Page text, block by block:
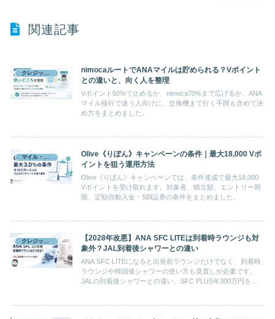
関連記事
nimocaルートでANAマイルは貯められる？Vポイント
との違いと、向く人を整理
Vポイント50%で止めるか、nimoca70%まで広げるか。ANA
マイル移行で迷う人向けに、交換機まで行く手間も含めて決
め方をまとめました。
Olive《りぼん》キャンペーンの条件｜最大18,000 Vポ
イントを狙う運用方法
Olive《りぼん》キャンペーンでは、条件達成で最大18,000
Vポイントを受け取れます。対象者、積立額、エントリー期
限、定額自動入金・SBI証券の条件をまとめました。
クレジットカード
【2028年改悪】ANA SFC LITEは到着時ラウンジも対
象外？JAL到着後シャワーとの違い
ANA SFC LITEになると出発前ラウンジだけでなく、到着時
ラウンジや帰国後シャワーの使い方も見直しが必要です。
JALの到着後シャワーとの違い、SFC PLUS年300万円を追